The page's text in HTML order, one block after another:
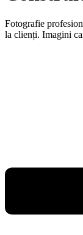
Fotografie
la clienți. Imagini